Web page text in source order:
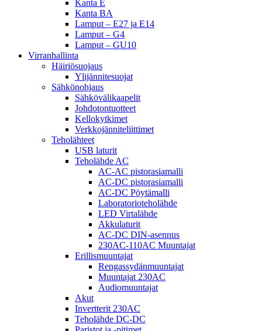
Kanta E
Kanta BA
Lamput – E27 ja E14
Lamput – G4
Lamput – GU10
Virranhallinta
Häiriösuojaus
Ylijännitesuojat
Sähkönohjaus
Sähkövälikaapelit
Johdotontuotteet
Kellokytkimet
Verkkojänniteliittimet
Teholähteet
USB laturit
Teholähde AC
AC-AC pistorasiamalli
AC-DC pistorasiamalli
AC-DC Pöytämalli
Laboratorioteholähde
LED Virtalähde
Akkulaturit
AC-DC DIN-asennus
230AC-110AC Muuntajat
Erillismuuntajat
Rengassydänmuuntajat
Muuntajat 230AC
Audiomuuntajat
Akut
Invertterit 230AC
Teholähde DC-DC